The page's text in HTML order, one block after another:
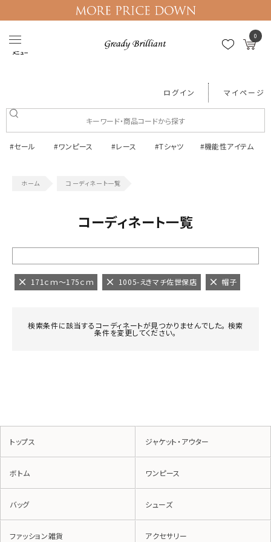
メニュー
0
ログイン マイページ
#セール #ワンピース #レース #Tシャツ #機能性アイテム
コーディネート一覧
コーディネート一覧
171ｃｍ～175ｃｍ 1005-えきマチ佐世保店 帽子
検索条件に該当するコーディネートが見つかりませんでした。 検索
条件を変更してください。
トップス ジャケット・アウター
ボトム ワンピース
バッグ シューズ
ファッション雑貨 アクセサリー